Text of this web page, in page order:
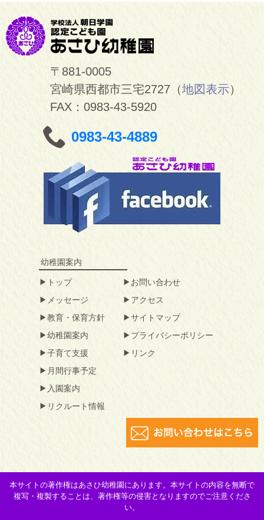
〒881-0005
宮崎県西都市三宅2727（地図表示）
FAX：0983-43-5920
0983-43-4889
幼稚園案内
トップ
メッセージ
教育・保育方針
幼稚園案内
子育て支援
月間行事予定
入園案内
リクルート情報
お問い合わせ
アクセス
サイトマップ
プライバシーポリシー
リンク
本サイトの著作権はあさひ幼稚園にあります。本サイトの内容を無断で
複写・複製することは、著作権等の侵害となりますのでご注意くださ
い。